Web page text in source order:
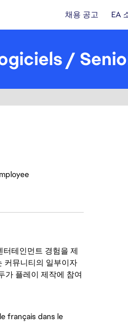
채용 공고 EA
/
테인먼트 경험을 제
커뮤니티의 일부이자
가 플레이 제작에 참여
français dans le